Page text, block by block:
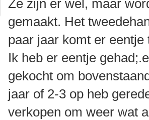
Ze zijn er wel, maar
gemaakt. Het
paar jaar komt er
Ik heb er eentje
gekocht om
jaar of 2-3 op heb
verkopen om weer wat